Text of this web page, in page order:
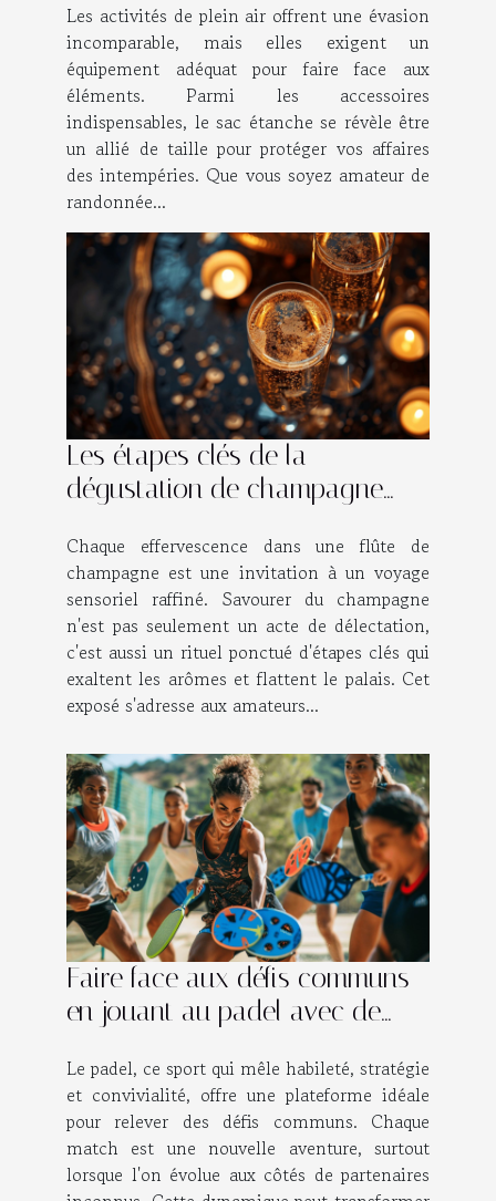
Les activités de plein air offrent une évasion
incomparable, mais elles exigent un
équipement adéquat pour faire face aux
éléments. Parmi les accessoires
indispensables, le sac étanche se révèle être
un allié de taille pour protéger vos affaires
des intempéries. Que vous soyez amateur de
randonnée...
Les étapes clés de la
dégustation de champagne
Chaque effervescence dans une flûte de
champagne est une invitation à un voyage
sensoriel raffiné. Savourer du champagne
n'est pas seulement un acte de délectation,
c'est aussi un rituel ponctué d'étapes clés qui
exaltent les arômes et flattent le palais. Cet
exposé s'adresse aux amateurs...
Faire face aux défis communs
en jouant au padel avec de
Le padel, ce sport qui mêle habileté, stratégie
et convivialité, offre une plateforme idéale
pour relever des défis communs. Chaque
match est une nouvelle aventure, surtout
lorsque l'on évolue aux côtés de partenaires